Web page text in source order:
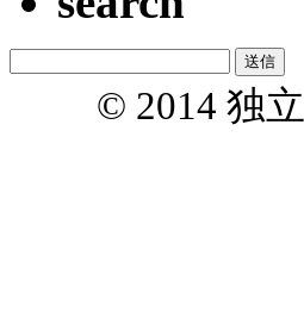
© 2014 独